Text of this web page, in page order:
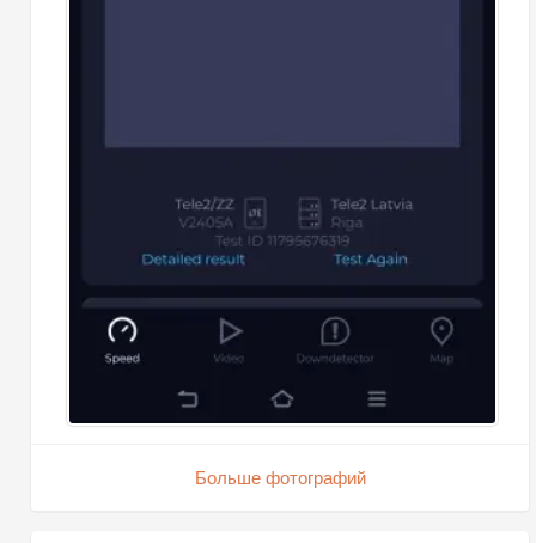
Больше фотографий